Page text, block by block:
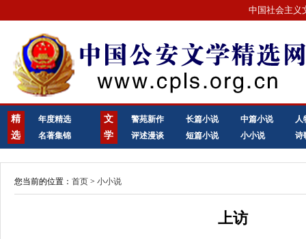
中国社会主义
精
选
年度精选
名著集锦
文
学
警苑新作 长篇小说 中篇小说
人
评述漫谈
短篇小说 小小说 诗
您当前的位置： 首页 > 小小说
上访